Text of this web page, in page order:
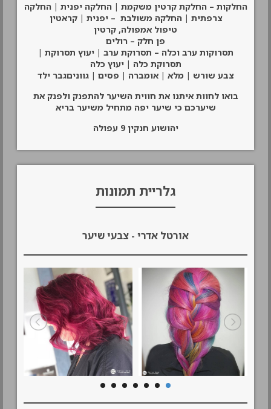
החלקות – החלקת קרטין משקמת | החלקה יפנית | החלקה
צרפתית | החלקה משולבת – יפנית | קראטין
טיפול אמפולה, קרטין
פן חלק – רולים
תסרוקות ערב וכלה – תסרוקת ערב | יעוץ תסרוקת |
תסרוקת כלה | יעוץ כלה
צבע שורש | מלא | אומברה | פסים | גווניםגבר ילד
בואו לחוות איתנו את חווית השיער להתפנק ולפנק את
שיערכם כי שיער יפה מתחיל משיער בריא
יהושוע חנקין 9 עפולה
גלריית תמונות
אורטל אדרי - צבעי שיער